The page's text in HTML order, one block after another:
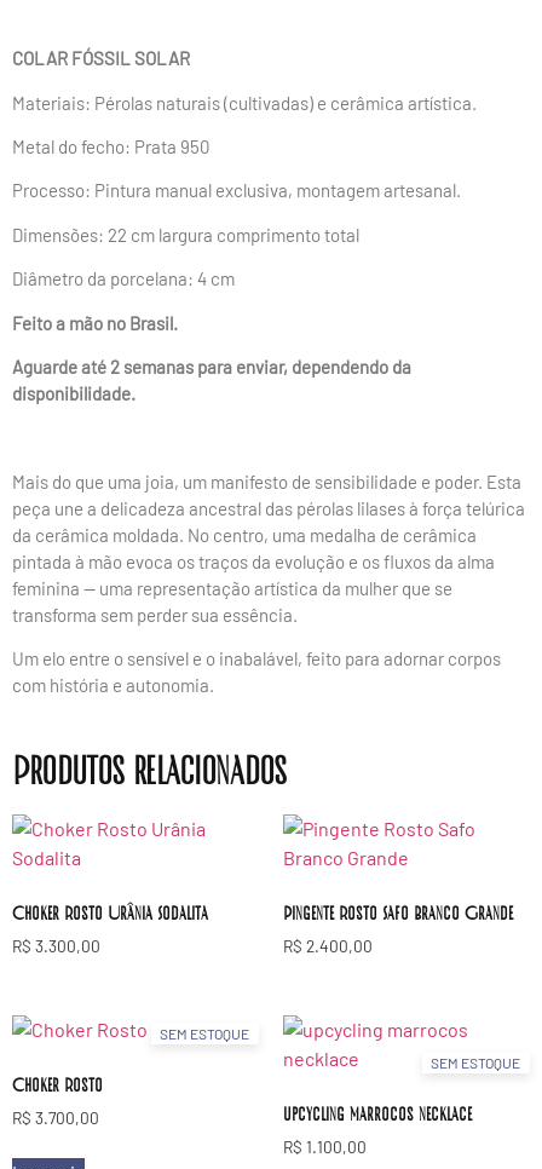
COLAR FÓSSIL SOLAR
Materiais: Pérolas naturais (cultivadas) e cerâmica artística.
Metal do fecho: Prata 950
Processo: Pintura manual exclusiva, montagem artesanal.
Dimensões: 22 cm largura comprimento total
Diâmetro da porcelana: 4 cm
Feito a mão no Brasil.
Aguarde até 2 semanas para enviar, dependendo da
disponibilidade.
Mais do que uma joia, um manifesto de sensibilidade e poder. Esta
peça une a delicadeza ancestral das pérolas lilases à força telúrica
da cerâmica moldada. No centro, uma medalha de cerâmica
pintada à mão evoca os traços da evolução e os fluxos da alma
feminina — uma representação artística da mulher que se
transforma sem perder sua essência.
Um elo entre o sensível e o inabalável, feito para adornar corpos
com história e autonomia.
Produtos relacionados
Choker Rosto Urânia Sodalita
R$ 3.300,00
Pingente Rosto Safo Branco Grande
R$ 2.400,00
SEM ESTOQUE
Choker Rosto
R$ 3.700,00
SEM ESTOQUE
upcycling marrocos necklace
R$ 1.100,00